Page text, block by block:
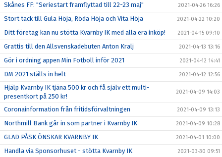
Skånes FF: "Seriestart framflyttad till 22-23 maj" 2021-04-26 16:26
Stort tack till Gula Höja, Röda Höja och Vita Höja 2021-04-22 10:20
Ditt företag kan nu stötta Kvarnby IK med alla era inköp! 2021-04-15 09:10
Grattis till den Allsvenskadebuten Anton Kralj 2021-04-13 13:16
Gör i ordning appen Min Fotboll inför 2021 2021-04-12 14:41
DM 2021 ställs in helt 2021-04-12 12:56
Hjälp Kvarnby IK tjäna 500 kr och få själv ett multi-
presentkort på 250 kr!
2021-04-09 14:03
Coronainformation från fritidsförvaltningen 2021-04-09 13:13
Northmill Bank går in som partner i Kvarnby IK 2021-04-09 10:28
GLAD PÅSK ÖNSKAR KVARNBY IK 2021-04-01 10:00
Handla via Sponsorhuset - stötta Kvarnby IK 2021-03-30 09:51